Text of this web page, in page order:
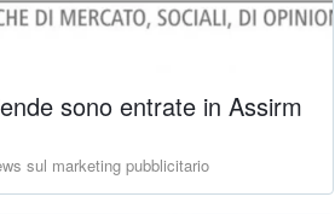
sono entrate in Assirm
sul marketing pubblicitario